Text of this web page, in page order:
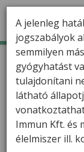
TERMÉKEK
HÍREK
VARGA GÁBOR
FILMEK
Kezdőlap
A paraziták
A
A jelenleg
jogszabályok
semmilyen
gyógyhatást
tulajdonítani
látható
Immun Kft. és
élelmiszer ill.